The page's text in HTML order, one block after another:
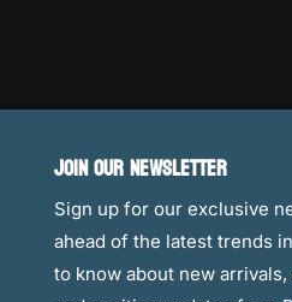
JOIN OUR NEWSLETTER
Sign up for our exclusive
ahead of the latest trends
to know about new